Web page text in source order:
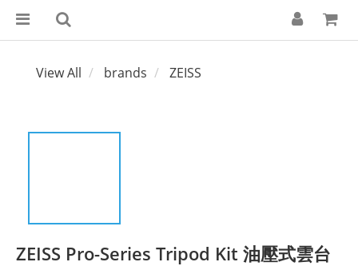
View All brands ZEISS
ZEISS Pro-Series Tripod Kit 油壓式雲台